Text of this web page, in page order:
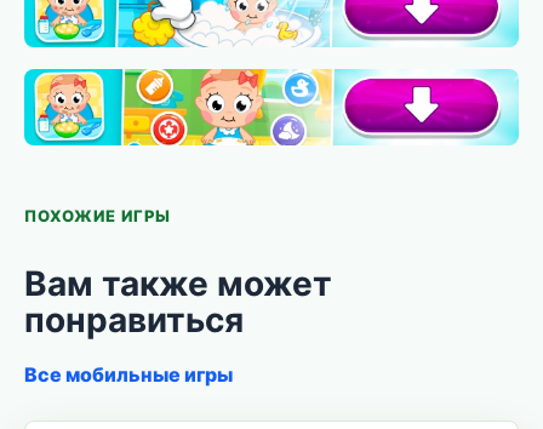
ПОХОЖИЕ ИГРЫ
Вам также может
понравиться
Все мобильные игры